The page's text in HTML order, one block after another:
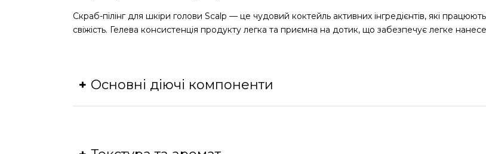
Скраб-пілінг для шкіри голови Scalp — це чудовий коктейль активних інгредієнтів, які
свіжість. Гелева консистенція продукту легка та приємна на дотик, що забезпечує легке
Основні діючі компоненти
Молочна кислота: